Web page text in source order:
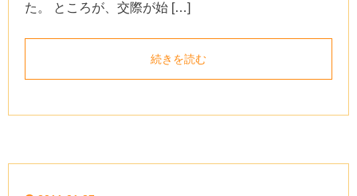
た。 ところが、交際が始 […]
続きを読む